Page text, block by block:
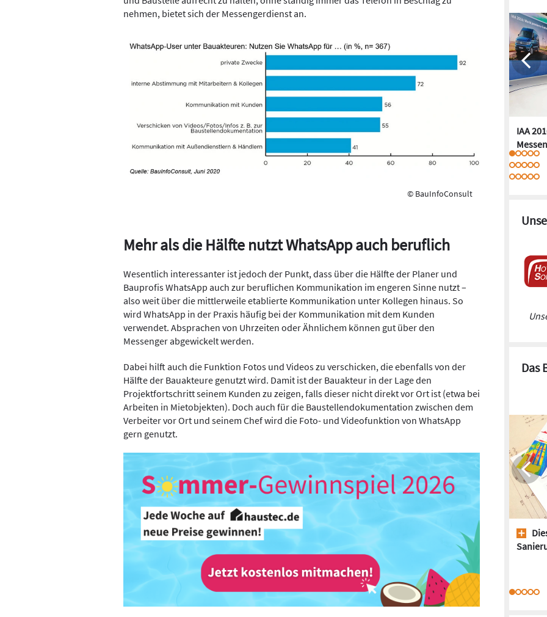
nehmen, bietet sich der Messengerdienst an.
© BauInfoConsult
Mehr als die Hälfte nutzt WhatsApp auch beruflich
Wesentlich interessanter ist jedoch der Punkt, dass über die Hälfte der Planer und
Bauprofis WhatsApp auch zur beruflichen Kommunikation im engeren Sinne nutzt –
also weit über die mittlerweile etablierte Kommunikation unter Kollegen hinaus. So
wird WhatsApp in der Praxis häufig bei der Kommunikation mit dem Kunden
verwendet. Absprachen von Uhrzeiten oder Ähnlichem können gut über den
Messenger abgewickelt werden.
Dabei hilft auch die Funktion Fotos und Videos zu verschicken, die ebenfalls von der
Hälfte der Bauakteure genutzt wird. Damit ist der Bauakteur in der Lage den
Projektfortschritt seinem Kunden zu zeigen, falls dieser nicht direkt vor Ort ist (etwa bei
Arbeiten in Mietobjekten). Doch auch für die Baustellendokumentation zwischen dem
Verbeiter vor Ort und seinem Chef wird die Foto- und Videofunktion von WhatsApp
gern genutzt.
IAA
Das